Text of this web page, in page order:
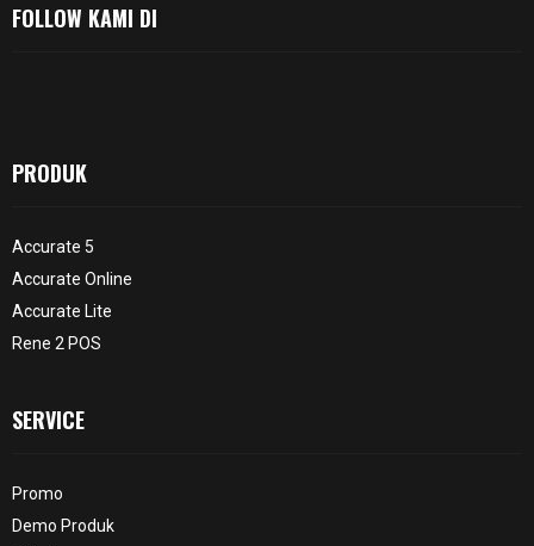
FOLLOW KAMI DI
PRODUK
Accurate 5
Accurate Online
Accurate Lite
Rene 2 POS
SERVICE
Promo
Demo Produk